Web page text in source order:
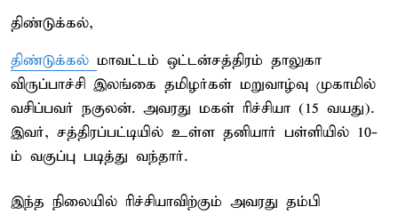
திண்டுக்கல்,
திண்டுக்கல் மாவட்டம் ஒட்டன்சத்திரம் தாலுகா
விருப்பாச்சி இலங்கை தமிழர்கள் மறுவாழ்வு முகாமில்
வசிப்பவர் நகுலன். அவரது மகள் ரிச்சியா (15 வயது).
இவர், சத்திரப்பட்டியில் உள்ள தனியார் பள்ளியில் 10-
ம் வகுப்பு படித்து வந்தார்.
இந்த நிலையில் ரிச்சியாவிற்கும் அவரது தம்பி